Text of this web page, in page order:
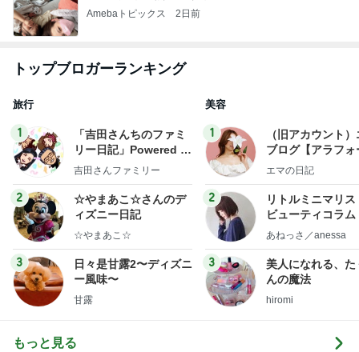
Amebaトピックス 2日前
トップブロガーランキング
旅行
1
「吉田さんちのファミ
リー日記」Powered b
y Ameba 吉田さんファ
ログ
吉田さんファミリー
2
☆やまあこ☆さんのデ
ィズニー日記
☆やまあこ☆
3
日々是甘露2〜ディズニ
ー風味〜
甘露
美容
1
（旧アカウント
ブログ【アラフォ
社売却セカンドラ
エマの日記
2
リトルミニマリス
ビューティコラ
little
あねっさ／anessa
3
美人になれる、た
んの魔法
hiromi
もっと見る